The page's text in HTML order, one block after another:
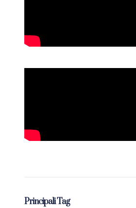
Principali Tag